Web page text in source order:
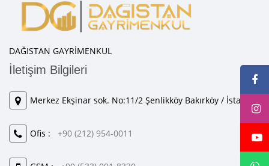
DAĞISTAN GAYRİMENKUL
İletişim Bilgileri
Merkez Ekşinar sok. No:11/2 Şenlikköy Bakırköy / İstanbul
Ofis : +90 (212) 954-0011